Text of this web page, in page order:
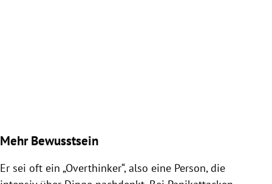
Mehr Bewusstsein
Er sei oft ein „Overthinker“, also eine Person, die